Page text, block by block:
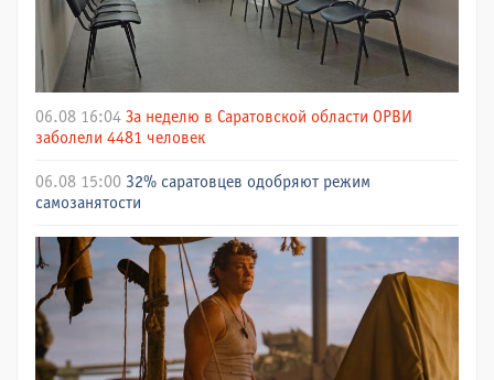
06.08 16:04 За неделю в Саратовской области ОРВИ
заболели 4481 человек
06.08 15:00 32% саратовцев одобряют режим
самозанятости